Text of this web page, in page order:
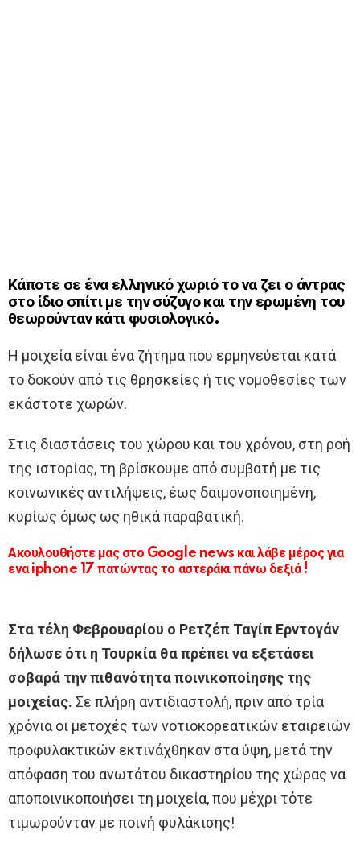
Κάποτε σε ένα ελληνικό χωριό το να ζει ο άντρας
στο ίδιο σπίτι με την σύζυγο και την ερωμένη του
θεωρούνταν κάτι φυσιολογικό.
Η μοιχεία είναι ένα ζήτημα που ερμηνεύεται κατά
το δοκούν από τις θρησκείες ή τις νομοθεσίες των
εκάστοτε χωρών.
Στις διαστάσεις του χώρου και του χρόνου, στη ροή
της ιστορίας, τη βρίσκουμε από συμβατή με τις
κοινωνικές αντιλήψεις, έως δαιμονοποιημένη,
κυρίως όμως ως ηθικά παραβατική.
Ακουλουθήστε μας στο Google news και λάβε μέρος για
ενα iphone 17 πατώντας το αστεράκι πάνω δεξιά !
Στα τέλη Φεβρουαρίου ο Ρετζέπ Ταγίπ Ερντογάν
δήλωσε ότι η Τουρκία θα πρέπει να εξετάσει
σοβαρά την πιθανότητα ποινικοποίησης της
μοιχείας. Σε πλήρη αντιδιαστολή, πριν από τρία
χρόνια οι μετοχές των νοτιοκορεατικών εταιρειών
προφυλακτικών εκτινάχθηκαν στα ύψη, μετά την
απόφαση του ανωτάτου δικαστηρίου της χώρας να
αποποινικοποιήσει τη μοιχεία, που μέχρι τότε
τιμωρούνταν με ποινή φυλάκισης!